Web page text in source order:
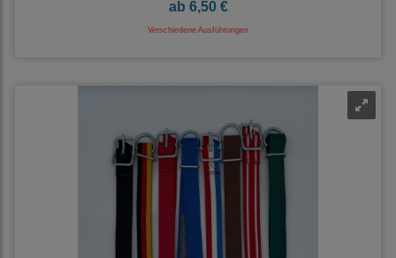
ab 6,50 €
Verschiedene Ausführungen